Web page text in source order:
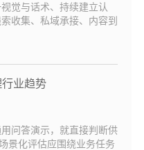
觉与话术、持续建立认
收集、私域承接、内容到
业趋势
问答演示，就直接判断供
景化评估应围绕业务任务